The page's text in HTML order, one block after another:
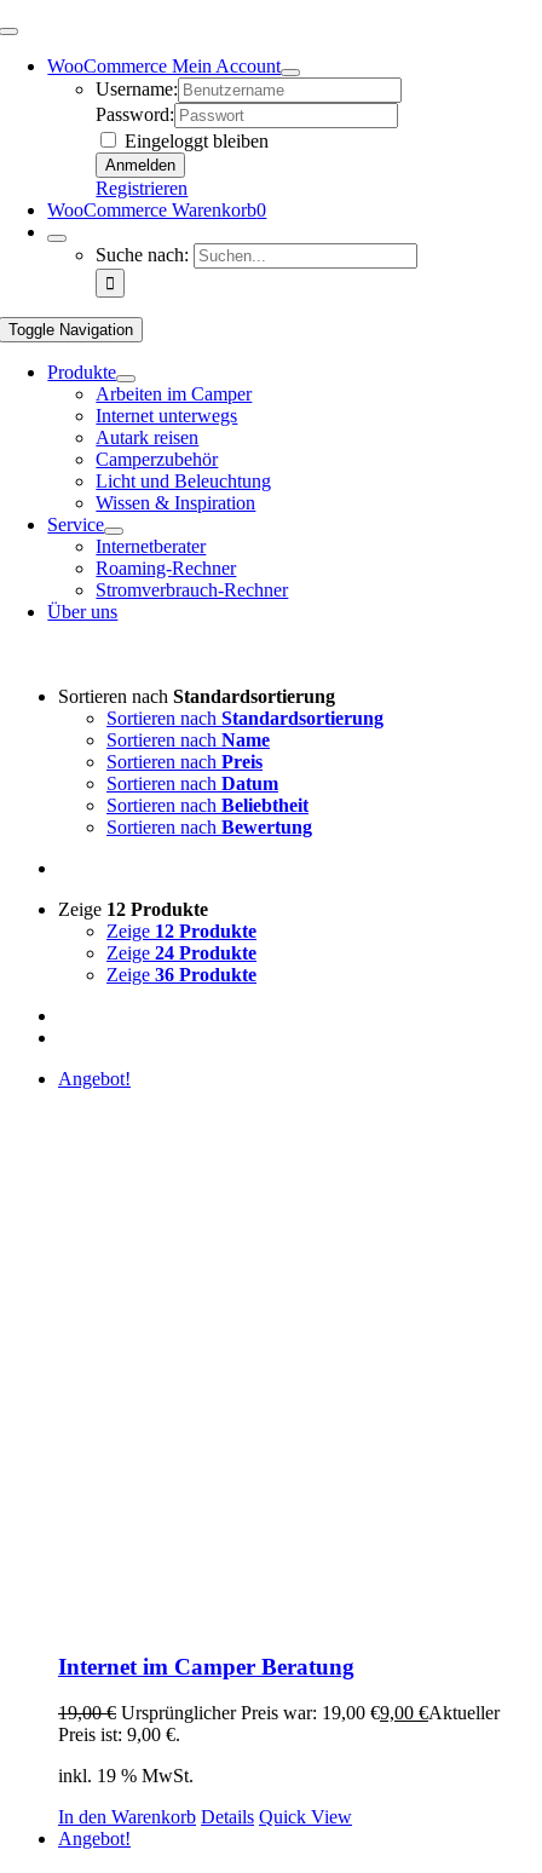
WooCommerce Mein Account
Username:
Password:
Eingeloggt bleiben
Registrieren
WooCommerce Warenkorb0
Suche nach:
Toggle Navigation
Produkte
Arbeiten im Camper
Internet unterwegs
Autark reisen
Camperzubehör
Licht und Beleuchtung
Wissen & Inspiration
Service
Internetberater
Roaming-Rechner
Stromverbrauch-Rechner
Über uns
Sortieren nach Standardsortierung
Sortieren nach Standardsortierung
Sortieren nach Name
Sortieren nach Preis
Sortieren nach Datum
Sortieren nach Beliebtheit
Sortieren nach Bewertung
Zeige 12 Produkte
Zeige 12 Produkte
Zeige 24 Produkte
Zeige 36 Produkte
Angebot!
Internet im Camper Beratung
19,00€ Ursprünglicher Preis war: 19,00 €9,00 €Aktueller
Preis ist: 9,00 €.
inkl. 19 % MwSt.
In den Warenkorb Details Quick View
Angebot!